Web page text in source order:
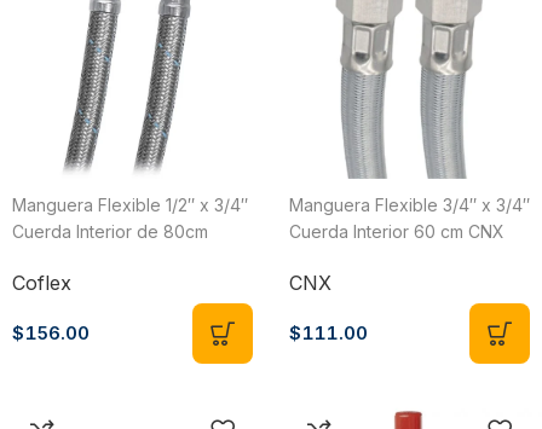
Manguera Flexible 1/2″ x 3/4″
Cuerda Interior de 80cm
Coflex
$156.00
Manguera Flexible 3/4″ x 3/4″
Cuerda Interior 60 cm CNX
CNX
$111.00